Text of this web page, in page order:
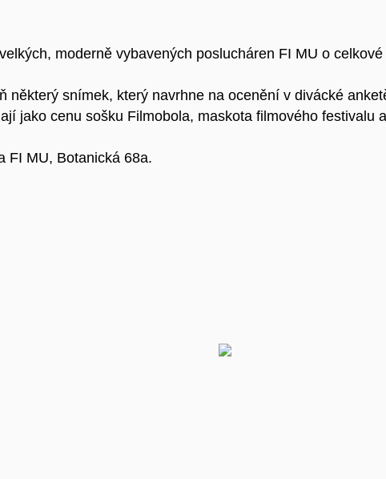
moderně vybavených poslucháren FI MU o
některý snímek, který navrhne na ocenění v divácké
jako cenu sošku Filmobola, maskota filmového festivalu
FI MU, Botanická 68a.